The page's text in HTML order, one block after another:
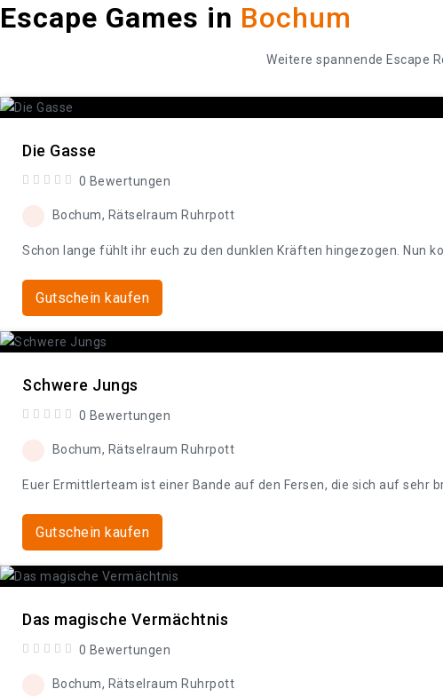
Escape Games in Bochum
Weitere spannende Escape
Die Gasse
0 Bewertungen
Bochum, Rätselraum Ruhrpott
Schon lange fühlt ihr euch zu den dunklen Kräften hingezogen. Nun
Gutschein kaufen
Schwere Jungs
0 Bewertungen
Bochum, Rätselraum Ruhrpott
Euer Ermittlerteam ist einer Bande auf den Fersen, die sich auf sehr
Gutschein kaufen
Das magische Vermächtnis
0 Bewertungen
Bochum, Rätselraum Ruhrpott